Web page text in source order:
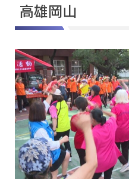
高雄岡山